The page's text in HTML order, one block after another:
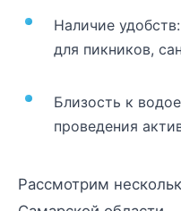
Наличие
для пикников,
Близость к
проведения
Рассмотрим